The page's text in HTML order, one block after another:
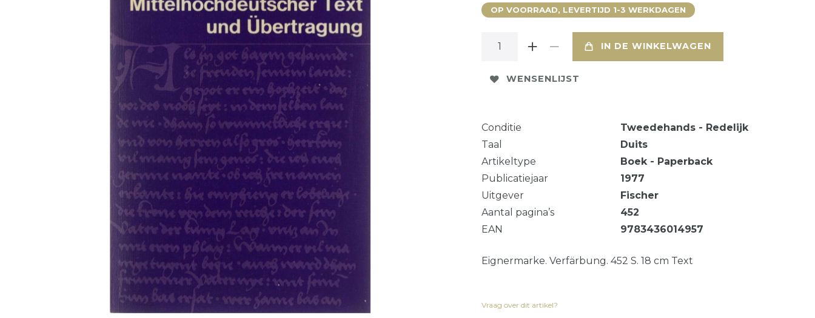
OP VOORRAAD, LEVERTIJD 1-3 WERKDAGEN
IN DE WINKELWAGEN
WENSENLIJST
Conditie
Tweedehands - Redelijk
Taal
Duits
Artikeltype
Boek - Paperback
Publicatiejaar
1977
Uitgever
Fischer
Aantal pagina’s
452
EAN
9783436014957
Eignermarke. Verfärbung. 452 S. 18 cm Text
Vraag over dit artikel?